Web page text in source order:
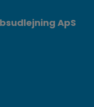
ApS